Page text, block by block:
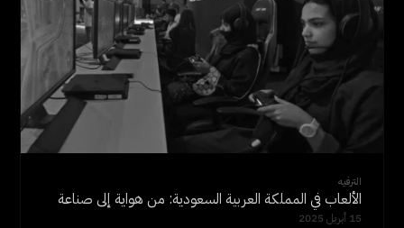
الترفيه
الألعاب في المملكة العربية السعودية: من هواية إلى صناعة
15 أبريل 2025